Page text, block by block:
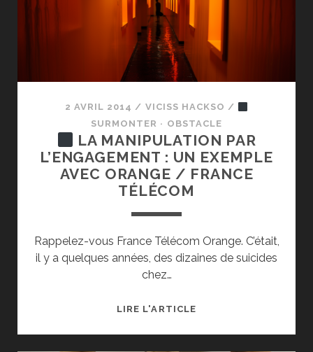
2 AVRIL 2014 / VICISS HACKSO /
SURMONTER · OBSTACLE
LA MANIPULATION PAR
L’ENGAGEMENT : UN EXEMPLE
AVEC ORANGE / FRANCE
TÉLÉCOM
Rappelez-vous France Télécom Orange. C’était,
il y a quelques années, des dizaines de suicides
chez…
LIRE L'ARTICLE